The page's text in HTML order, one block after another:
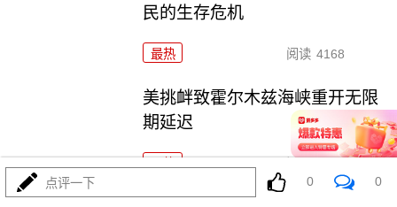
民的生存危机
最热 阅读 4168
美挑衅致霍尔木兹海峡重开无限
期延迟
最热
点评一下 0 0